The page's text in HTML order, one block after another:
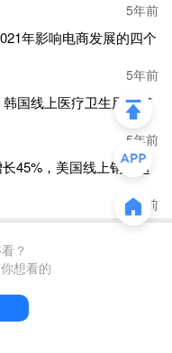
5年前
年影响电商发展的四个
5年前
国线上医疗卫生用品订
5年前
45%，美国线上销售超
5年前
？
想看的